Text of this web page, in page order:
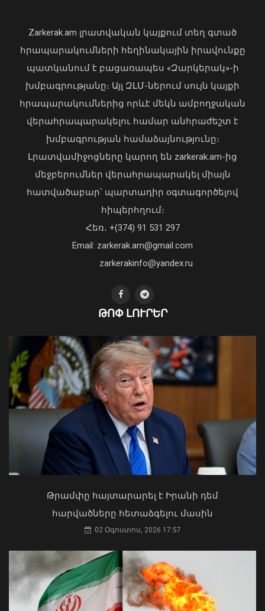
Վահագն Խաչատուրյանն ընդունել է
Picsart ընկերության հիմնադիր և
գործադիր տնօրեն Հովհաննես
06 Օգոստոս, 2026 22:51
Խոշոր հրդեհ է բռնկվել Երևանի
Սիլիկյան թաղամասի
հարևանությամբ գտնվող
06 Օգոստոս, 2026 22:33
04 Օգոստոս, 2026 19:12
Վարչապետ Փաշինյանն այցելել է
«ԷԼԵՎԵՅԹ ԷՅԱՅ» արհեստական
բանականության գործարան
Ի՞նչ ուղերձ էր ոտքի չկանգնելը.
Աղաջանյանը` ընդդիմությանը
Zarkerak.am լրատվական կայքում տեղ գտած
հրապարակումների հեղինակային իրավունքը
պատկանում է բացառապես «Զարկերակ»-ի
խմբագրությանը։ Այլ ԶԼՄ-ներում սույն կայքի
հրապարակումներից որևէ մեկն ամբողջական
վերահրապարակելու համար անհրաժեշտ է
խմբագրության համաձայնությունը։
Լրատվամիջոցները կարող են zarkerak.am-ից
մեջբերումներ վերահրապարակել միայն
հատվածաբար՝ պարտադիր օգտագործելով
հիպերհղում։
Հեռ․ +(374) 91 531 297
Email: zarkerak.am@gmail.com
zarkerakinfo@yandex.ru
ԹՈՓ ԼՈՒՐԵՐ
Թրամփը հայտարարել է Իրանի դեմ
հարվածները հետաձգելու մասին
02 Օգոստոս, 2026 17:57